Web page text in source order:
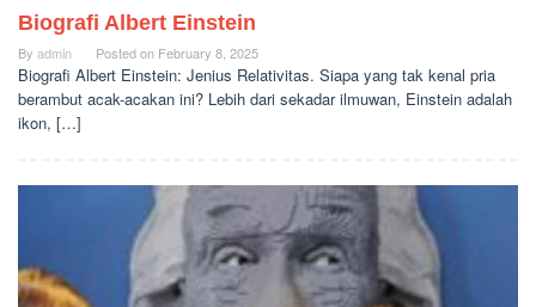
Biografi Albert Einstein
By admin Posted on February 8, 2025
Biografi Albert Einstein: Jenius Relativitas. Siapa yang tak kenal pria
berambut acak-acakan ini? Lebih dari sekadar ilmuwan, Einstein adalah
ikon, […]